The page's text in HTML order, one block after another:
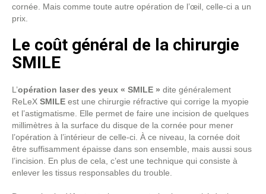
cornée. Mais comme toute autre opération de l’œil, celle-ci a un
prix.
Le coût général de la chirurgie
SMILE
L’opération laser des yeux « SMILE » dite généralement
ReLeX SMILE est une chirurgie réfractive qui corrige la myopie
et l’astigmatisme. Elle permet de faire une incision de quelques
millimètres à la surface du disque de la cornée pour mener
l’opération à l’intérieur de celle-ci. À ce niveau, la cornée doit
être suffisamment épaisse dans son ensemble, mais aussi sous
l’incision. En plus de cela, c’est une technique qui consiste à
enlever les tissus responsables du trouble.